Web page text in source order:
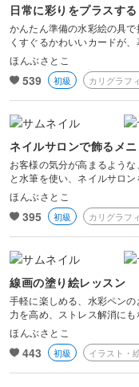
日常に彩りをプラスす
かんたん準備の水彩絵の具
くすぐるかわいいカードが、
ほんぶさとこ
539 初級 カリグラフ
ネイルサロンで飾るメ
お客様の気分が高まるよう
と水筆を使い、ネイルサロン
ほんぶさとこ
395 初級 カリグラフ
線画の塗り絵レッスン
手軽に楽しめる、水彩ペン
力を高め、ストレス解消にも
ほんぶさとこ
443 初級 イラスト・